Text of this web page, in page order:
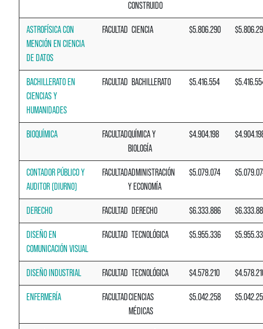
CONSTRUIDO
ASTROFÍSICA CON
MENCIÓN EN CIENCIA
DE DATOS
FACULTAD CIENCIA $5.806.290
BACHILLERATO EN
CIENCIAS Y
HUMANIDADES
FACULTAD BACHILLERATO $5.416.554
BIOQUÍMICA FACULTADQUÍMICA Y
BIOLOGÍA
$4.904.198
CONTADOR PÚBLICO Y
AUDITOR (DIURNO)
FACULTADADMINISTRACIÓN
Y ECONOMÍA
$5.079.074
DERECHO FACULTAD DERECHO $6.333.886
DISEÑO EN
COMUNICACIÓN VISUAL
FACULTAD TECNOLÓGICA $5.955.336
DISEÑO INDUSTRIAL FACULTAD TECNOLÓGICA $4.578.210
ENFERMERÍA FACULTADCIENCIAS
MÉDICAS
$5.042.258